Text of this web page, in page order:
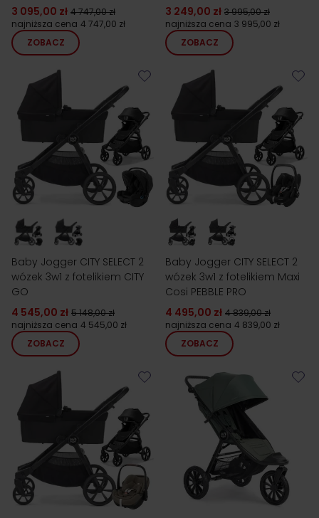
3 095,00 zł 4 747,00 zł
najniższa cena 4 747,00 zł
ZOBACZ
3 249,00 zł 3 995,00 zł
najniższa cena 3 995,00 zł
ZOBACZ
Baby Jogger CITY SELECT 2
wózek 3w1 z fotelikiem CITY
GO
4 545,00 zł 5 148,00 zł
najniższa cena 4 545,00 zł
ZOBACZ
Baby Jogger CITY SELECT 2
wózek 3w1 z fotelikiem Maxi
Cosi PEBBLE PRO
4 495,00 zł 4 839,00 zł
najniższa cena 4 839,00 zł
ZOBACZ